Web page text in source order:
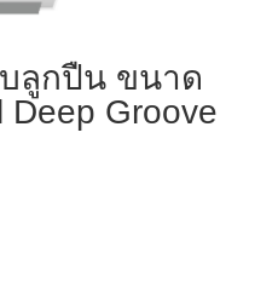
ลูกปืน ขนาด
Deep Groove